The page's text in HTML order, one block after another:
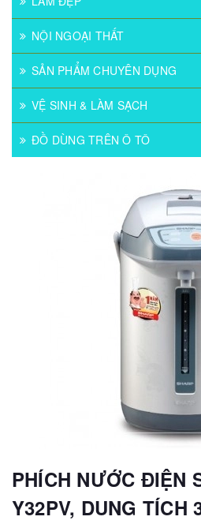
NỘI NGOẠI THẤT
SẢN PHẨM CHUYÊN DỤNG
VỆ SINH & LÀM SẠCH
ĐỒ DÙNG TRÊN Ô TÔ
PHÍCH NƯỚC ĐIỆN
Y32PV, DUNG TÍCH